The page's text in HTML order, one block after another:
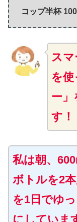
コップ半杯
ス
を
ー
す！
私は朝、
ボトルを2
を1日でゆ
にしていま